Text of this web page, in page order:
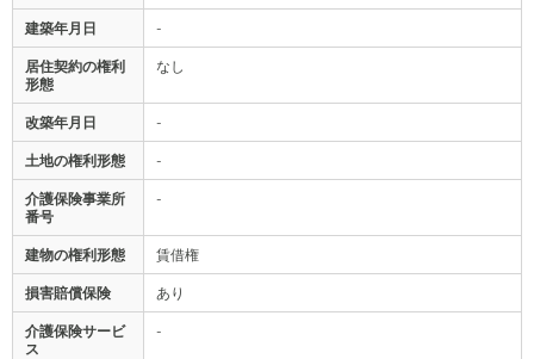
建築年月日 -
居住契約の権利
形態
なし
改築年月日 -
土地の権利形態 -
介護保険事業所
番号
-
建物の権利形態 賃借権
損害賠償保険 あり
介護保険サービ
ス
-